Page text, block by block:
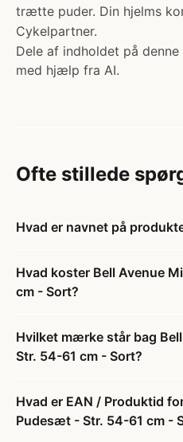
trætte puder. Din hjelms
Cykelpartner.
Dele af indholdet på
med hjælp fra AI.
Ofte stillede
Hvad er navnet på
Hvad koster Bell Avenue
cm - Sort?
Hvilket mærke står bag
Str. 54-61 cm - Sort?
Hvad er EAN / Produktid
Pudesæt - Str. 54-61 cm -